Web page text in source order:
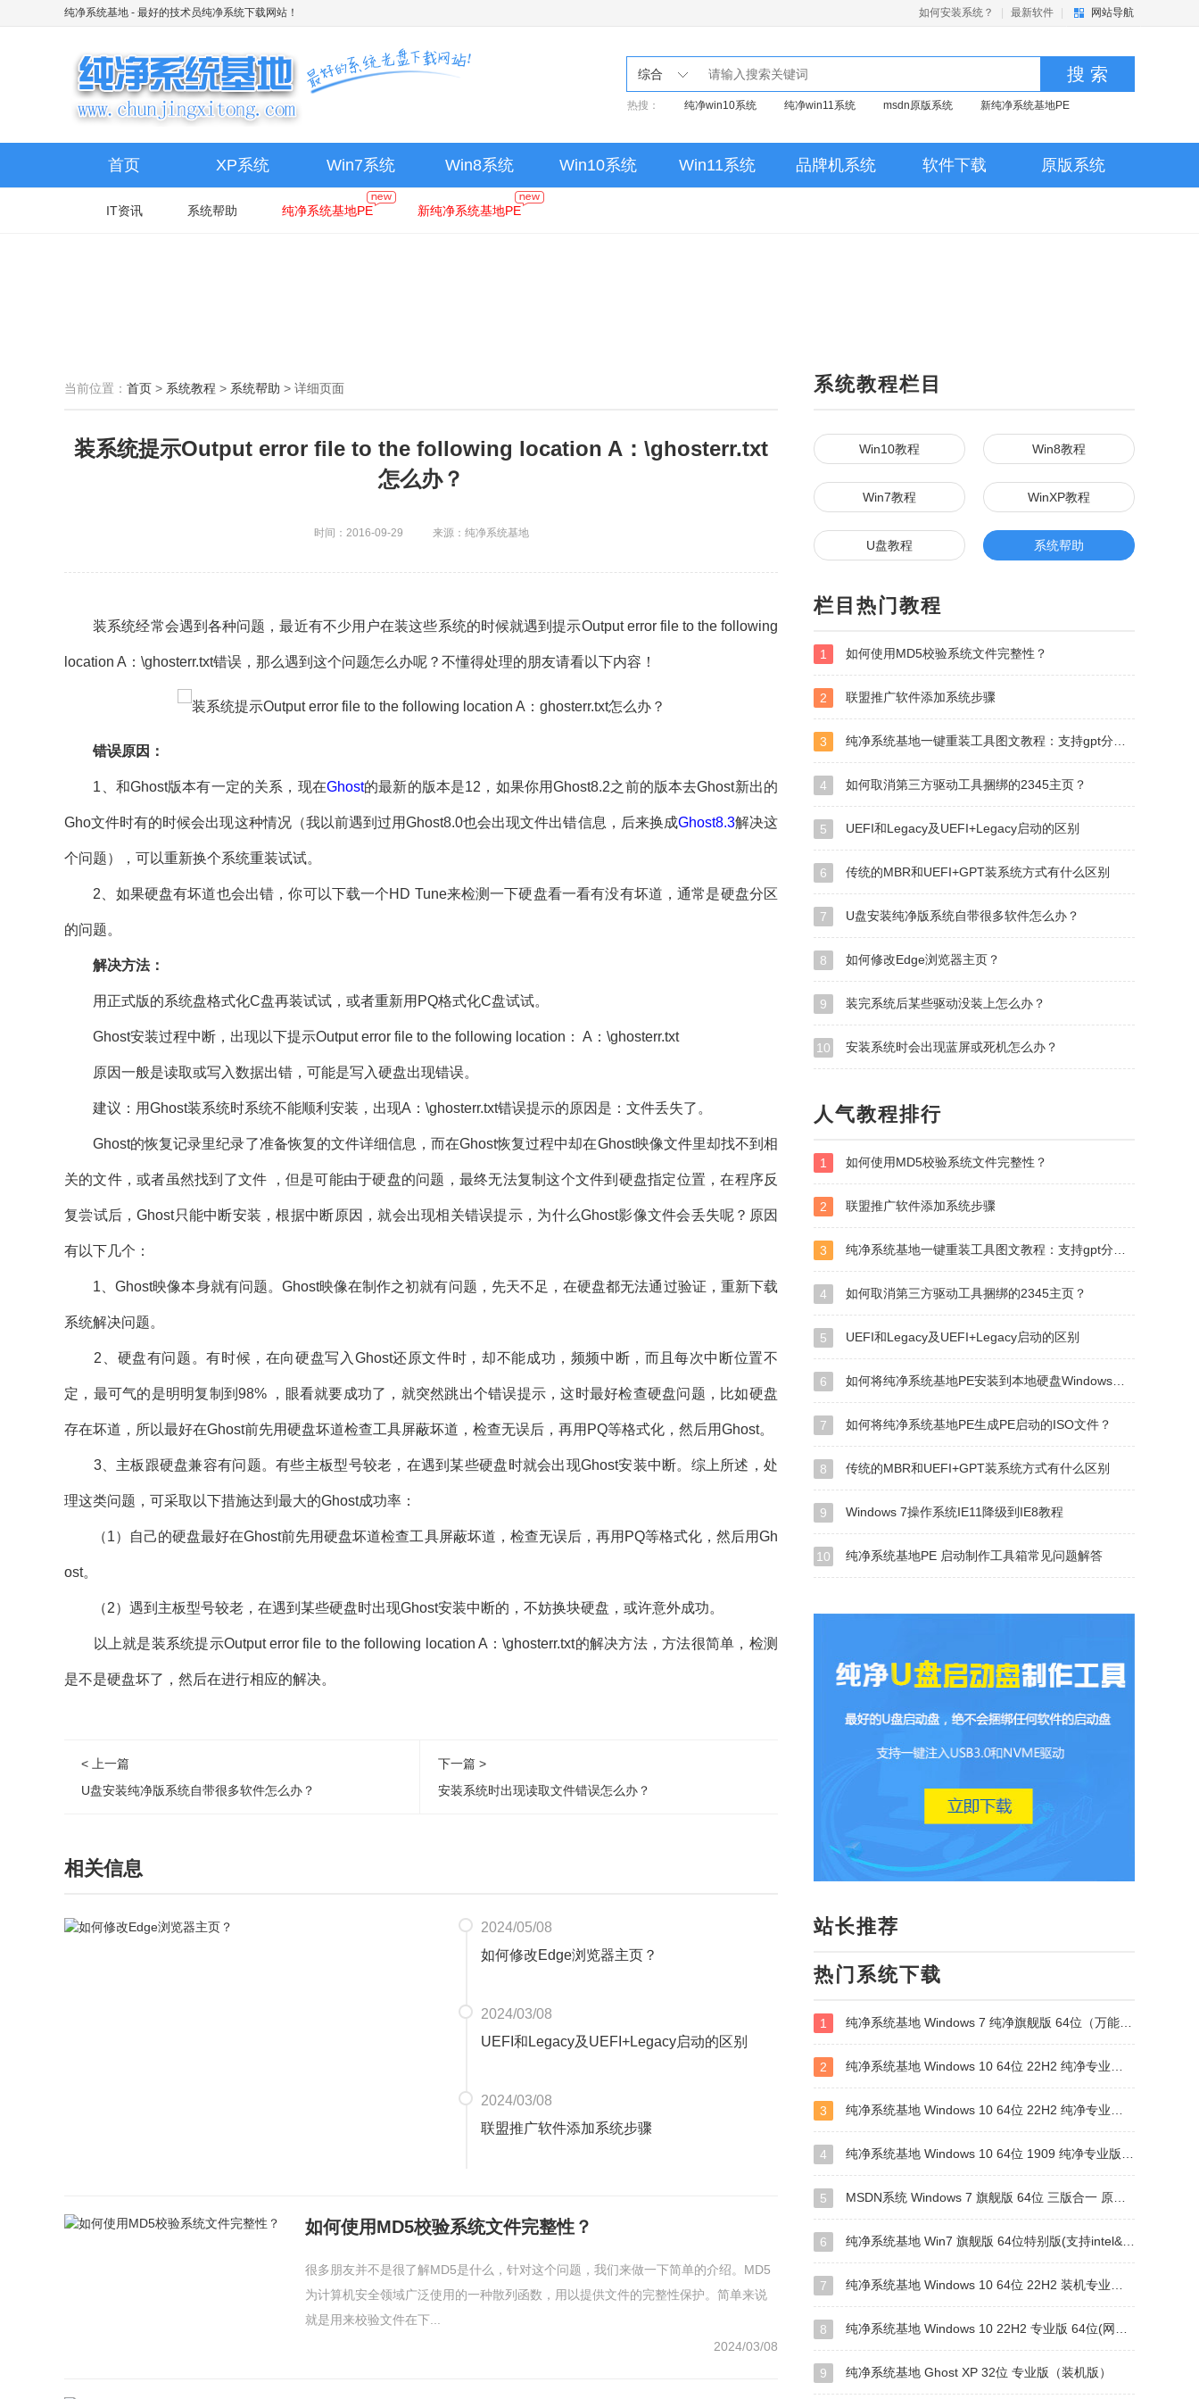
纯净系统基地 - 最好的技术员纯净系统下载网站！ 如何安装系统？ 最新软件 网站导航
综合 搜 索
热搜： 纯净win10系统 纯净win11系统 msdn原版系统 新纯净系统基地PE
首页 XP系统 Win7系统 Win8系统 Win10系统 Win11系统 品牌机系统 软件下载 原版系统
IT资讯 系统帮助 纯净系统基地PE 新纯净系统基地PE
当前位置： 首页 > 系统教程 > 系统帮助 > 详细页面
装系统提示Output error file to the following location A：\ghosterr.txt
怎么办？
时间：2016-09-29 来源：纯净系统基地
装系统经常会遇到各种问题，最近有不少用户在装这些系统的时候就遇到提示Output error file to the following
location A：\ghosterr.txt错误，那么遇到这个问题怎么办呢？不懂得处理的朋友请看以下内容！
错误原因：
1、和Ghost版本有一定的关系，现在Ghost的最新的版本是12，如果你用Ghost8.2之前的版本去Ghost新出的
Gho文件时有的时候会出现这种情况（我以前遇到过用Ghost8.0也会出现文件出错信息，后来换成Ghost8.3解决这
个问题），可以重新换个系统重装试试。
2、如果硬盘有坏道也会出错，你可以下载一个HD Tune来检测一下硬盘看一看有没有坏道，通常是硬盘分区
的问题。
解决方法：
用正式版的系统盘格式化C盘再装试试，或者重新用PQ格式化C盘试试。
Ghost安装过程中断，出现以下提示Output error file to the following location： A：\ghosterr.txt
原因一般是读取或写入数据出错，可能是写入硬盘出现错误。
建议：用Ghost装系统时系统不能顺利安装，出现A：\ghosterr.txt错误提示的原因是：文件丢失了。
Ghost的恢复记录里纪录了准备恢复的文件详细信息，而在Ghost恢复过程中却在Ghost映像文件里却找不到相
关的文件，或者虽然找到了文件 ，但是可能由于硬盘的问题，最终无法复制这个文件到硬盘指定位置，在程序反
复尝试后，Ghost只能中断安装，根据中断原因，就会出现相关错误提示，为什么Ghost影像文件会丢失呢？原因
有以下几个：
1、Ghost映像本身就有问题。Ghost映像在制作之初就有问题，先天不足，在硬盘都无法通过验证，重新下载
系统解决问题。
2、硬盘有问题。有时候，在向硬盘写入Ghost还原文件时，却不能成功，频频中断，而且每次中断位置不
定，最可气的是明明复制到98% ，眼看就要成功了，就突然跳出个错误提示，这时最好检查硬盘问题，比如硬盘
存在坏道，所以最好在Ghost前先用硬盘坏道检查工具屏蔽坏道，检查无误后，再用PQ等格式化，然后用Ghost。
3、主板跟硬盘兼容有问题。有些主板型号较老，在遇到某些硬盘时就会出现Ghost安装中断。综上所述，处
理这类问题，可采取以下措施达到最大的Ghost成功率：
（1）自己的硬盘最好在Ghost前先用硬盘坏道检查工具屏蔽坏道，检查无误后，再用PQ等格式化，然后用Gh
ost。
（2）遇到主板型号较老，在遇到某些硬盘时出现Ghost安装中断的，不妨换块硬盘，或许意外成功。
以上就是装系统提示Output error file to the following location A：\ghosterr.txt的解决方法，方法很简单，检测
是不是硬盘坏了，然后在进行相应的解决。
< 上一篇
U盘安装纯净版系统自带很多软件怎么办？
下一篇 >
安装系统时出现读取文件错误怎么办？
相关信息
2024/05/08
如何修改Edge浏览器主页？
2024/03/08
UEFI和Legacy及UEFI+Legacy启动的区别
2024/03/08
联盟推广软件添加系统步骤
如何使用MD5校验系统文件完整性？
很多朋友并不是很了解MD5是什么，针对这个问题，我们来做一下简单的介绍。MD5
为计算机安全领域广泛使用的一种散列函数，用以提供文件的完整性保护。简单来说
就是用来校验文件在下...
2024/03/08
系统教程栏目
Win10教程 Win8教程
Win7教程 WinXP教程
U盘教程 系统帮助
栏目热门教程
1 如何使用MD5校验系统文件完整性？
2 联盟推广软件添加系统步骤
3 纯净系统基地一键重装工具图文教程：支持gpt分区安装Win7
4 如何取消第三方驱动工具捆绑的2345主页？
5 UEFI和Legacy及UEFI+Legacy启动的区别
6 传统的MBR和UEFI+GPT装系统方式有什么区别
7 U盘安装纯净版系统自带很多软件怎么办？
8 如何修改Edge浏览器主页？
9 装完系统后某些驱动没装上怎么办？
10 安装系统时会出现蓝屏或死机怎么办？
人气教程排行
1 如何使用MD5校验系统文件完整性？
2 联盟推广软件添加系统步骤
3 纯净系统基地一键重装工具图文教程：支持gpt分区安装Win7
4 如何取消第三方驱动工具捆绑的2345主页？
5 UEFI和Legacy及UEFI+Legacy启动的区别
6 如何将纯净系统基地PE安装到本地硬盘Windows启动管理器？
7 如何将纯净系统基地PE生成PE启动的ISO文件？
8 传统的MBR和UEFI+GPT装系统方式有什么区别
9 Windows 7操作系统IE11降级到IE8教程
10 纯净系统基地PE 启动制作工具箱常见问题解答
站长推荐
热门系统下载
1 纯净系统基地 Windows 7 纯净旗舰版 64位（万能驱动版）
2 纯净系统基地 Windows 10 64位 22H2 纯净专业版（驱动总裁版）
3 纯净系统基地 Windows 10 64位 22H2 纯净专业版（万能驱动版）
4 纯净系统基地 Windows 10 64位 1909 纯净专业版（万能驱动版）
5 MSDN系统 Windows 7 旗舰版 64位 三版合一 原版系统
6 纯净系统基地 Win7 旗舰版 64位特别版(支持intel&amd最新硬件)
7 纯净系统基地 Windows 10 64位 22H2 装机专业版（万能驱动版）
8 纯净系统基地 Windows 10 22H2 专业版 64位(网卡版)
9 纯净系统基地 Ghost XP 32位 专业版（装机版）